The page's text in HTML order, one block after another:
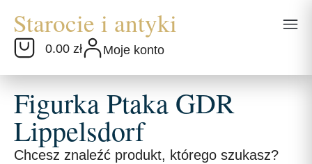
0.00 zł Moje konto
Figurka Ptaka GDR
Lippelsdorf
Chcesz znaleźć produkt, którego szukasz?